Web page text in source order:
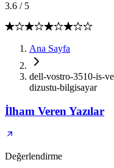
3.6 / 5
Ana Sayfa
dell-vostro-3510-is-
dizustu-bilgisayar
İlham Veren Yazılar
Değerlendirme